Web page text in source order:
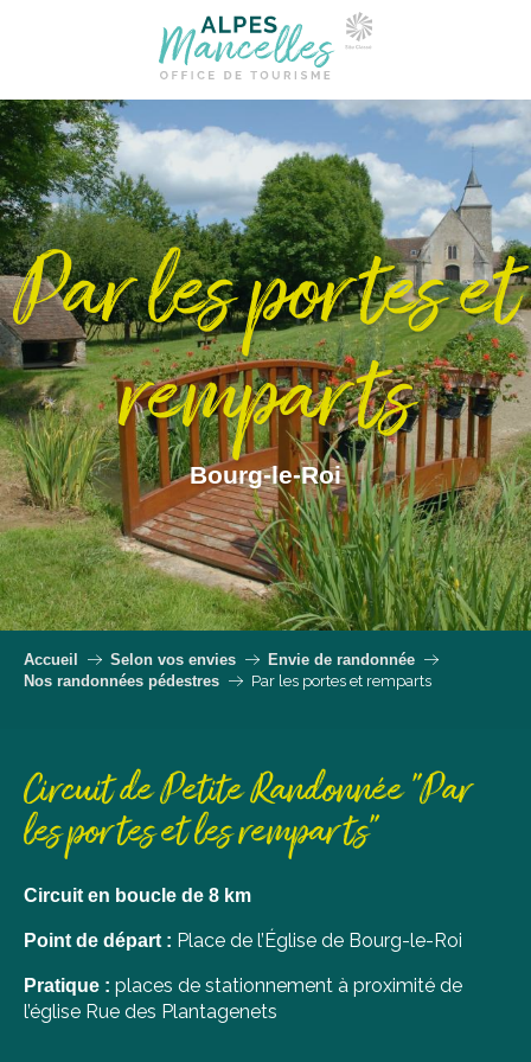
Par les portes et
remparts
Bourg-le-Roi
Accueil Selon vos envies
Envie de randonnée
Nos randonnées pédestres
Par les portes et remparts
Circuit de Petite Randonnée "Par
les portes et les remparts"
Circuit en boucle de 8 km
Point de départ : Place de l’Église de Bourg-le-Roi
Pratique : places de stationnement à proximité de
l’église Rue des Plantagenets